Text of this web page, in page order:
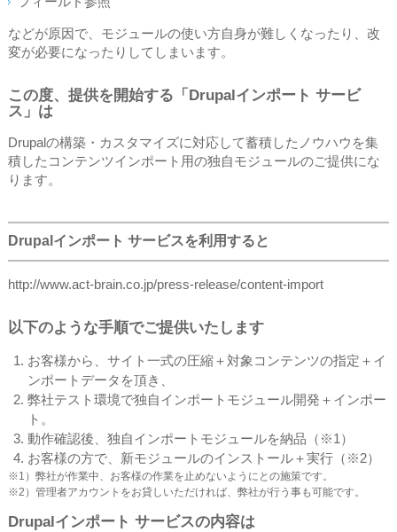
などが原因で、モジュールの使い方自身が難しくなったり、改
変が必要になったりしてしまいます。
この度、提供を開始する「Drupalインポート サービ
ス」は
Drupalの構築・カスタマイズに対応して蓄積したノウハウを集
積したコンテンツインポート用の独自モジュールのご提供にな
ります。
Drupalインポート サービスを利用すると
http://www.act-brain.co.jp/press-release/content-import
以下のような手順でご提供いたします
お客様から、サイト一式の圧縮＋対象コンテンツの指定＋イ
ンポートデータを頂き、
弊社テスト環境で独自インポートモジュール開発＋インポー
ト。
動作確認後、独自インポートモジュールを納品（※1）
お客様の方で、新モジュールのインストール＋実行（※2）
※1）弊社が作業中、お客様の作業を止めないようにとの施策です。
※2）管理者アカウントをお貸しいただければ、弊社が行う事も可能です。
Drupalインポート サービスの内容は